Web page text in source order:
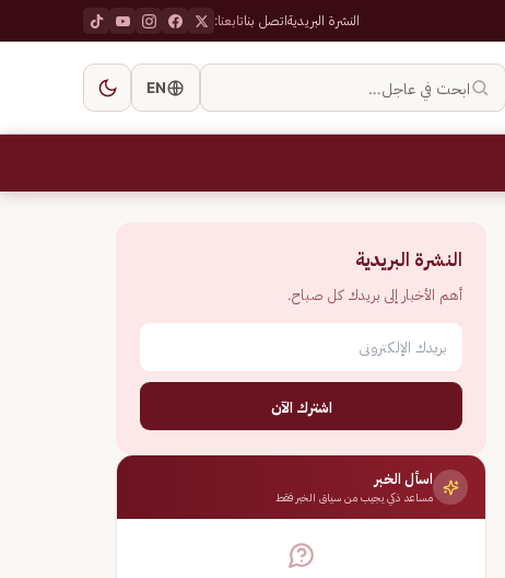
النشرة البريديةاتصل بناتابعنا:
ابحث في عاجل… EN
النشرة البريدية
أهم الأخبار إلى بريدك كل صباح.
اشترك الآن
اسأل الخبر
مساعد ذكي يجيب من سياق الخبر فقط